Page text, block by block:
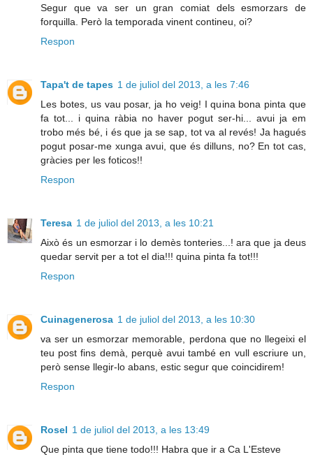
Segur que va ser un gran comiat dels esmorzars de
forquilla. Però la temporada vinent contineu, oi?
Respon
Tapa't de tapes 1 de juliol del 2013, a les 7:46
Les botes, us vau posar, ja ho veig! I quina bona pinta que
fa tot... i quina ràbia no haver pogut ser-hi... avui ja em
trobo més bé, i és que ja se sap, tot va al revés! Ja hagués
pogut posar-me xunga avui, que és dilluns, no? En tot cas,
gràcies per les foticos!!
Respon
Teresa 1 de juliol del 2013, a les 10:21
Això és un esmorzar i lo demès tonteries...! ara que ja deus
quedar servit per a tot el dia!!! quina pinta fa tot!!!
Respon
Cuinagenerosa 1 de juliol del 2013, a les 10:30
va ser un esmorzar memorable, perdona que no llegeixi el
teu post fins demà, perquè avui també en vull escriure un,
però sense llegir-lo abans, estic segur que coincidirem!
Respon
Rosel 1 de juliol del 2013, a les 13:49
Que pinta que tiene todo!!! Habra que ir a Ca L'Esteve